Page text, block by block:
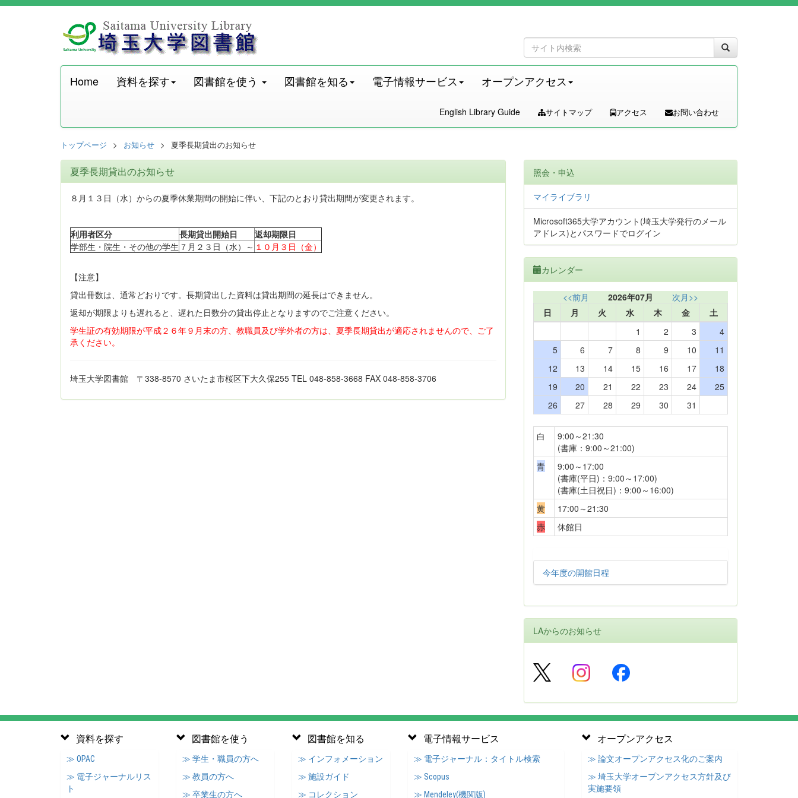
Home 資料を探す 図書館を使う 図書館を知る 電子情報サービス オープンアクセス
English Library Guide サイトマップ アクセス お問い合わせ
トップページ お知らせ 夏季長期貸出のお知らせ
夏季長期貸出のお知らせ
８月１３日（水）からの夏季休業期間の開始に伴い、下記のとおり貸出期間が変更されます。
利用者区分 長期貸出開始日
返却期限日
学部生・院生・その他の学生 ７月２３日（水）～ １０月３日（金）
【注意】
貸出冊数は、通常どおりです。長期貸出した資料は貸出期間の延長はできません。
返却が期限よりも遅れると、遅れた日数分の貸出停止となりますのでご注意ください。
学生証の有効期限が平成２６年９月末の方、教職員及び学外者の方は、夏季長期貸出が適応されませんので、ご了
承ください。
埼玉大学図書館 〒338-8570 さいたま市桜区下大久保255 TEL 048-858-3668 FAX 048-858-3706
照会・申込
マイライブラリ
Microsoft365大学アカウント(埼玉大学発行のメール
アドレス)とパスワードでログイン
カレンダー
<<前月 2026年07月
次月>>
日
月 火 水 木 金
土
1
2 3
4
5
6 7 8 9 10
11
12
13 14 15 16 17
18
19
20 21 22 23 24
25
26
27 28 29 30 31
白
9:00～21:30
(書庫：9:00～21:00)
青
9:00～17:00
(書庫(平日)：9:00～17:00)
(書庫(土日祝日)：9:00～16:00)
黄
17:00～21:30
赤
休館日
今年度の開館日程
LAからのお知らせ
資料を探す
≫ OPAC
≫ 電子ジャーナルリス
ト
図書館を使う
≫ 学生・職員の方へ
≫ 教員の方へ
≫ 卒業生の方へ
図書館を知る
≫ インフォメーション
≫ 施設ガイド
≫ コレクション
電子情報サービス
≫ 電子ジャーナル：タイトル検索
≫ Scopus
≫ Mendeley(機関版)
オープンアクセス
≫ 論文オープンアクセス化のご案内
≫ 埼玉大学オープンアクセス方針及び
実施要領